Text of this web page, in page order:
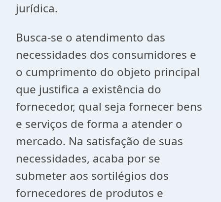
jurídica.
Busca-se o atendimento das
necessidades dos consumidores e
o cumprimento do objeto principal
que justifica a existência do
fornecedor, qual seja fornecer bens
e serviços de forma a atender o
mercado. Na satisfação de suas
necessidades, acaba por se
submeter aos sortilégios dos
fornecedores de produtos e